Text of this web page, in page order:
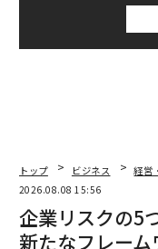
トップ ビジネス 経営
2026.08.08 15:56
企業リスクの5
新たなフレーム